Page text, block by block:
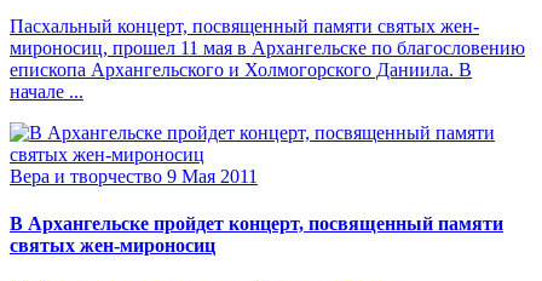
Пасхальный концерт, посвященный памяти святых жен-
мироносиц, прошел 11 мая в Архангельске по благословению
епископа Архангельского и Холмогорского Даниила. В
начале ...
Вера и творчество 9 Мая 2011
В Архангельске пройдет концерт, посвященный памяти
святых жен-мироносиц